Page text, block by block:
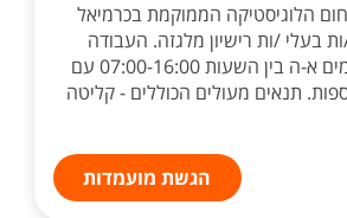
הלוגיסטיקה הממוקמת בכרמיאל
בעלי /ות רישיון מלגזה. העבודה
במשרה מלאה בימים א-ה בין השעות 07:00-16:00 עם
תנאים מעולים הכוללים - קליטה
הגשת מועמדות